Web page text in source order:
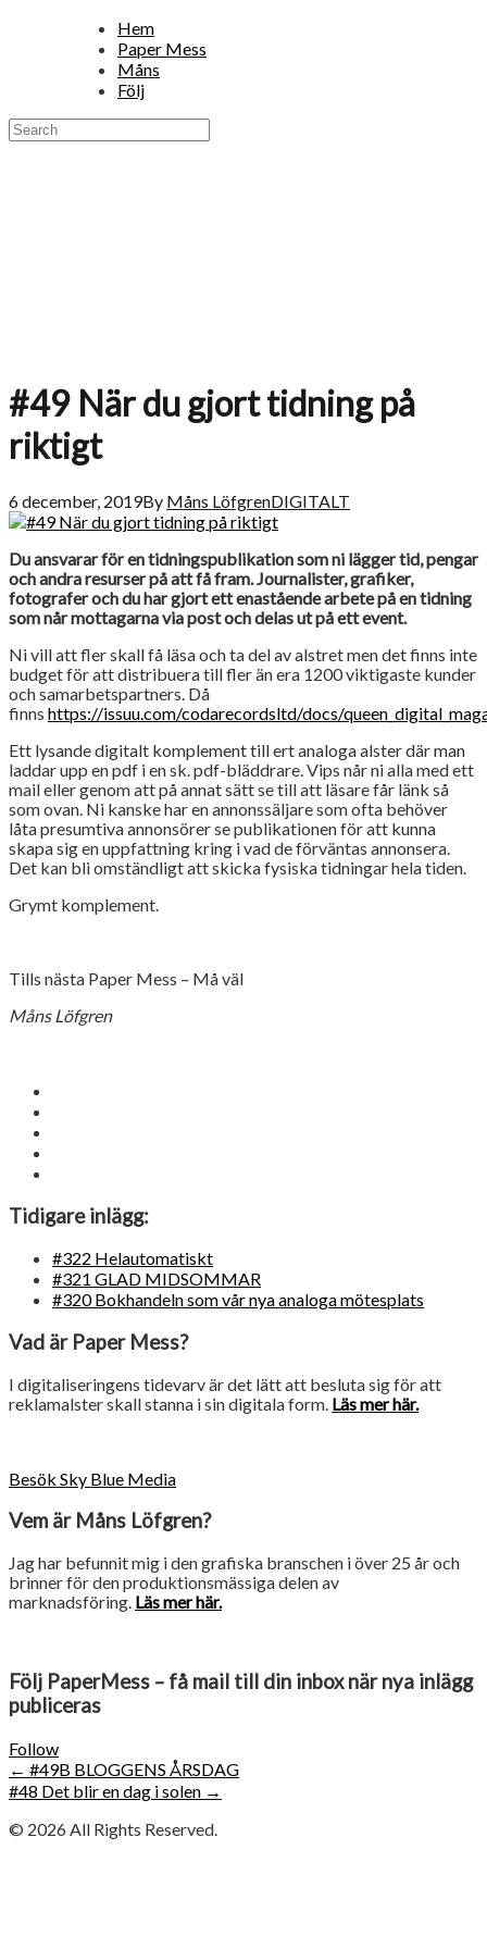
Hem
Paper Mess
Måns
Följ
#49 När du gjort tidning på
riktigt
6 december, 2019By Måns LöfgrenDIGITALT
Du ansvarar för en tidningspublikation som ni lägger tid, pengar
och andra resurser på att få fram. Journalister, grafiker,
fotografer och du har gjort ett enastående arbete på en tidning
som når mottagarna via post och delas ut på ett event.
Ni vill att fler skall få läsa och ta del av alstret men det finns inte
budget för att distribuera till fler än era 1200 viktigaste kunder
och samarbetspartners. Då
finns https://issuu.com/codarecordsltd/docs/
Ett lysande digitalt komplement till ert analoga alster där man
laddar upp en pdf i en sk. pdf-bläddrare. Vips når ni alla med ett
mail eller genom att på annat sätt se till att läsare får länk så
som ovan. Ni kanske har en annonssäljare som ofta behöver
låta presumtiva annonsörer se publikationen för att kunna
skapa sig en uppfattning kring i vad de förväntas annonsera.
Det kan bli omständligt att skicka fysiska tidningar hela tiden.
Grymt komplement.
Tills nästa Paper Mess – Må väl
Måns Löfgren
Tidigare inlägg:
#322 Helautomatiskt
#321 GLAD MIDSOMMAR
#320 Bokhandeln som vår nya analoga mötesplats
Vad är Paper Mess?
I digitaliseringens tidevarv är det lätt att besluta sig för att
reklamalster skall stanna i sin digitala form. Läs mer här.
Besök Sky Blue Media
Vem är Måns Löfgren?
Jag har befunnit mig i den grafiska branschen i över 25 år och
brinner för den produktionsmässiga delen av
marknadsföring. Läs mer här.
Följ PaperMess – få mail till din inbox när nya inlägg
publiceras
Follow
Post
navigation
← #49B BLOGGENS ÅRSDAG
#48 Det blir en dag i solen →
© 2026 All Rights Reserved.